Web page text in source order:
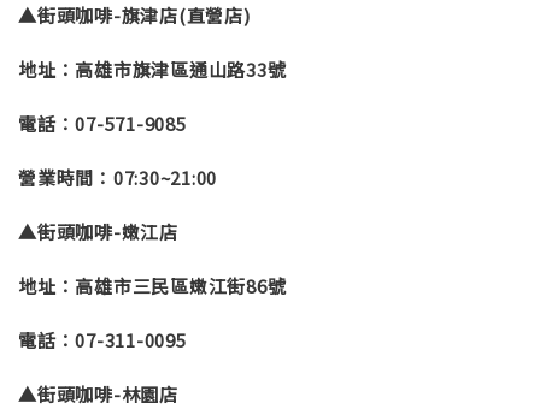
▲街頭咖啡-旗津店(直營店)
地址：高雄市旗津區通山路33號
電話：07-571-9085
營業時間：07:30~21:00
▲街頭咖啡-嫩江店
地址：高雄市三民區嫩江街86號
電話：07-311-0095
▲街頭咖啡-林園店